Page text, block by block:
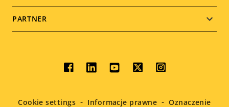
PARTNER
Social
menu
Cookie settings Informacje prawne Oznaczenie